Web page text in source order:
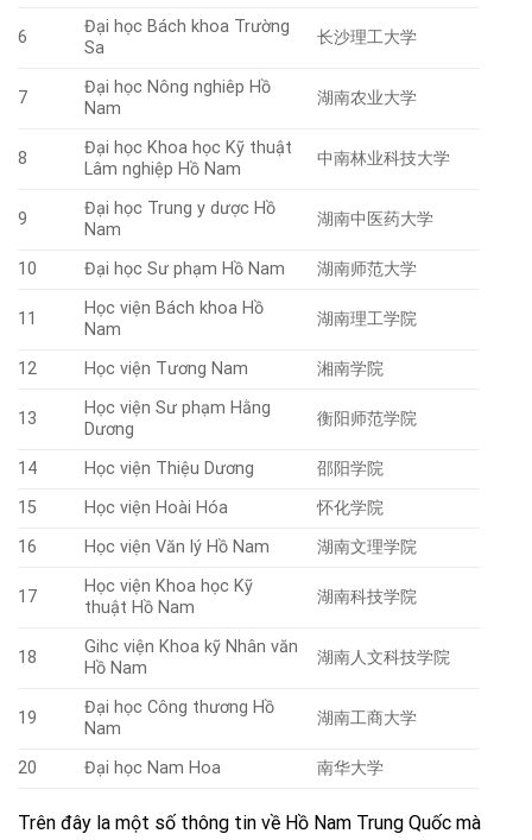
6
Đại học Bách khoa Trường
Sa
长沙理工大学
7
Đại học Nông nghiêp Hồ
Nam
湖南农业大学
8
Đại học Khoa học Kỹ thuật
Lâm nghiệp Hồ Nam
中南林业科技大学
9
Đại học Trung y dược Hồ
Nam
湖南中医药大学
10 Đại học Sư phạm Hồ Nam 湖南师范大学
11
Học viện Bách khoa Hồ
Nam
湖南理工学院
12 Học viện Tương Nam 湘南学院
13
Học viện Sư phạm Hằng
Dương
衡阳师范学院
14 Học viện Thiệu Dương
邵阳学院
15
Học viện Hoài Hóa
怀化学院
16
Học viện Văn lý Hồ Nam 湖南文理学院
17
Học viện Khoa học Kỹ
thuật Hồ Nam
湖南科技学院
18
Gihc viện Khoa kỹ Nhân văn
Hồ Nam
湖南人文科技学院
19
Đại học Công thương Hồ
Nam
湖南工商大学
20 Đại học Nam Hoa 南华大学
Trên đây la một số thông tin về Hồ Nam Trung Quốc mà